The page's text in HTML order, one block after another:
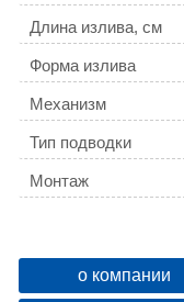
Длина излива, см
Форма излива
Механизм
Тип подводки
Монтаж
Отверстия для
Ширина, см
о компании